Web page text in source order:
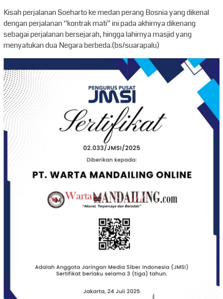
Kisah perjalanan Soeharto ke medan perang Bosnia yang dikenal
dengan perjalanan “kontrak mati” ini pada akhirnya dikenang
sebagai perjalanan bersejarah, hingga lahirnya masjid yang
menyatukan dua Negara berbeda.(bs/suarapalu)